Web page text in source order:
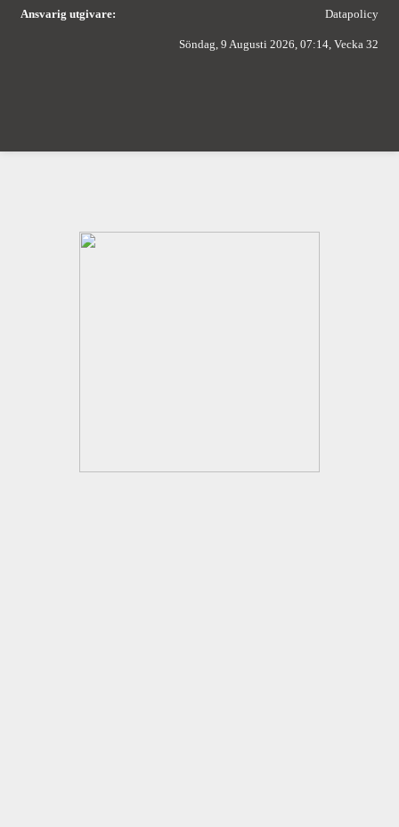
Ansvarig utgivare: Datapolicy
Söndag, 9 Augusti 2026, 07:14, Vecka 32